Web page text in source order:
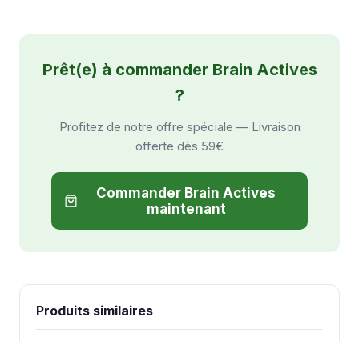
Prêt(e) à commander Brain Actives
?
Profitez de notre offre spéciale — Livraison
offerte dès 59€
Commander Brain Actives
maintenant
Produits similaires